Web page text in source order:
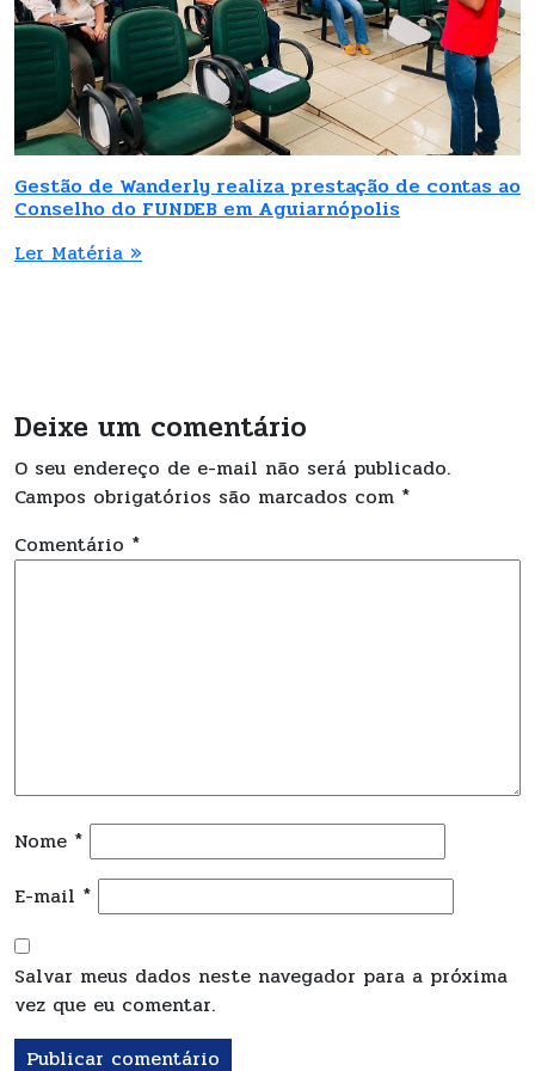
Gestão de Wanderly realiza prestação de contas ao
Conselho do FUNDEB em Aguiarnópolis
Ler Matéria »
Deixe um comentário
O seu endereço de e-mail não será publicado.
Campos obrigatórios são marcados com *
Comentário *
Nome *
E-mail *
Salvar meus dados neste navegador para a próxima
vez que eu comentar.